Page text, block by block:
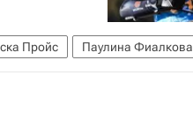
Пройс
Паулина Фиалкова
по биатлону